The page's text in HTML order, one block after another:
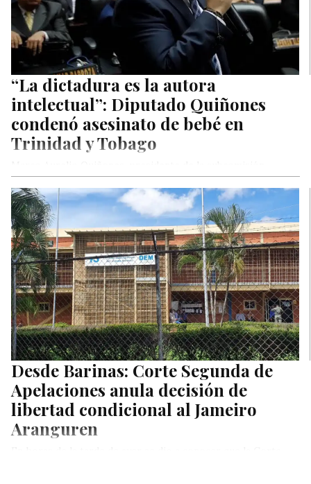
“La dictadura es la autora
intelectual”: Diputado Quiñones
condenó asesinato de bebé en
Trinidad y Tobago
especial de Atención a Exiliados, condenó este martes el
asesinato del bebé Yaelvis…
Desde Barinas: Corte Segunda de
Apelaciones anula decisión de
libertad condicional al Jameiro
Aranguren